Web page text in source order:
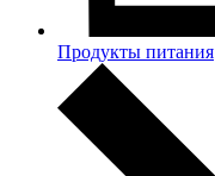
Продукты питания